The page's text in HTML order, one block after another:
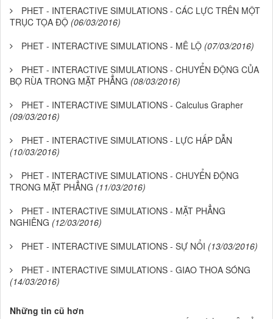
PHET - INTERACTIVE SIMULATIONS - CÁC LỰC TRÊN MỘT
TRỤC TỌA ĐỘ (06/03/2016)
PHET - INTERACTIVE SIMULATIONS - MÊ LỘ (07/03/2016)
PHET - INTERACTIVE SIMULATIONS - CHUYỂN ĐỘNG CỦA
BỌ RÙA TRONG MẶT PHẲNG (08/03/2016)
PHET - INTERACTIVE SIMULATIONS - Calculus Grapher
(09/03/2016)
PHET - INTERACTIVE SIMULATIONS - LỰC HẤP DẪN
(10/03/2016)
PHET - INTERACTIVE SIMULATIONS - CHUYỂN ĐỘNG
TRONG MẶT PHẲNG (11/03/2016)
PHET - INTERACTIVE SIMULATIONS - MẶT PHẲNG
NGHIÊNG (12/03/2016)
PHET - INTERACTIVE SIMULATIONS - SỰ NỔI (13/03/2016)
PHET - INTERACTIVE SIMULATIONS - GIAO THOA SÓNG
(14/03/2016)
Những tin cũ hơn